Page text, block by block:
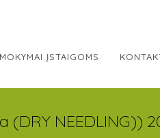
MOKYMAI ĮSTAIGOMS
NEEDLING))